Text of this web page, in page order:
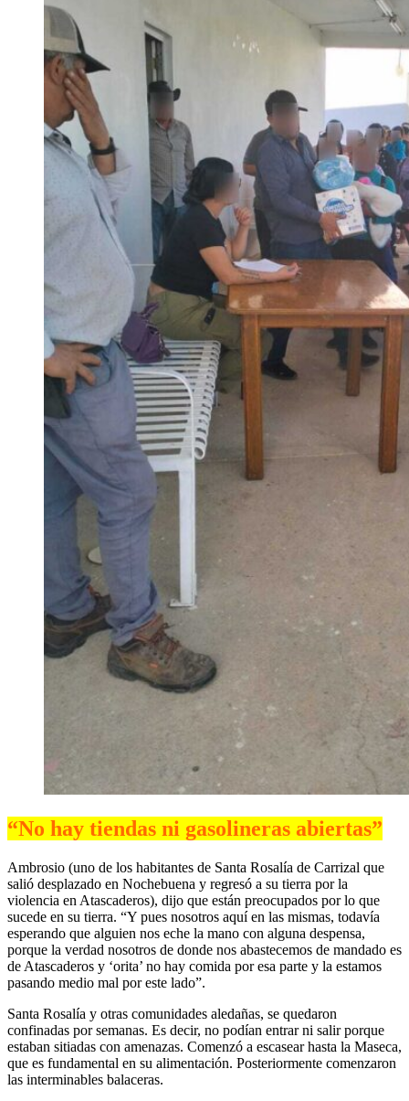
“No hay tiendas ni gasolineras abiertas”
Ambrosio (uno de los habitantes de Santa Rosalía de Carrizal que
salió desplazado en Nochebuena y regresó a su tierra por la
violencia en Atascaderos), dijo que están preocupados por lo que
sucede en su tierra. “Y pues nosotros aquí en las mismas, todavía
esperando que alguien nos eche la mano con alguna despensa,
porque la verdad nosotros de donde nos abastecemos de mandado es
de Atascaderos y ‘orita’ no hay comida por esa parte y la estamos
pasando medio mal por este lado”.
Santa Rosalía y otras comunidades aledañas, se quedaron
confinadas por semanas. Es decir, no podían entrar ni salir porque
estaban sitiadas con amenazas. Comenzó a escasear hasta la Maseca,
que es fundamental en su alimentación. Posteriormente comenzaron
las interminables balaceras.